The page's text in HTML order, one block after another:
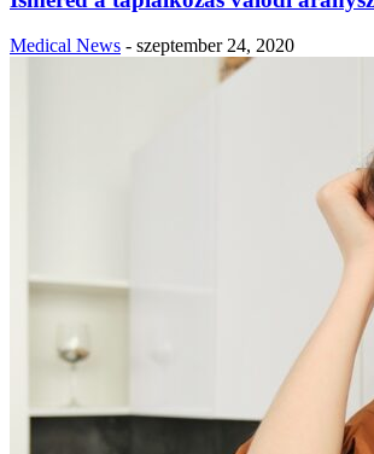
Medical News - szeptember 24, 2020